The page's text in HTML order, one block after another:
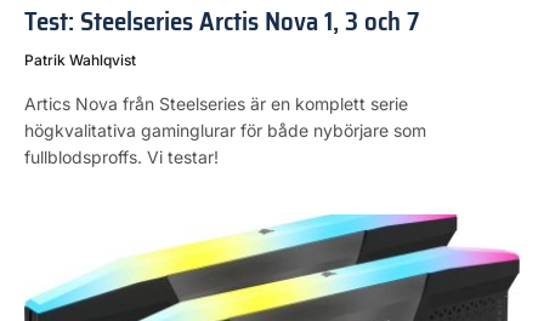
Test: Steelseries Arctis Nova 1, 3 och 7
Patrik Wahlqvist
Artics Nova från Steelseries är en komplett serie
högkvalitativa gaminglurar för både nybörjare som
fullblodsproffs. Vi testar!